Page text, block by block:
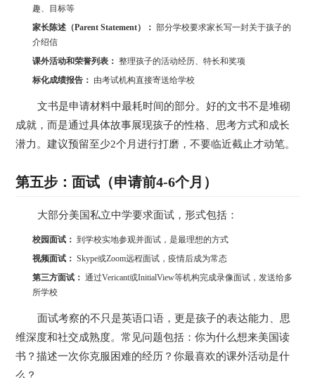
趣、目标等
家长陈述（Parent Statement）： 部分学校要求家长写一封关于孩子的
介绍信
课外活动和荣誉列表： 整理孩子的活动经历、特长和奖项
标化成绩报告： 由考试机构直接寄送给学校
文书是申请材料中最耗时间的部分。好的文书不是堆砌
成就，而是通过具体故事展现孩子的性格、思考方式和成长
潜力。建议预留至少2个月进行打磨，不要临近截止才动笔。
第五步：面试（申请前4-6个月）
大部分美国私立中学要求面试，形式包括：
校园面试： 到学校实地参观并面试，是最理想的方式
视频面试： Skype或Zoom远程面试，疫情后成为常态
第三方面试： 通过Vericant或InitialView等机构完成录像面试，发送给多
所学校
面试考察的不只是英语口语，更是孩子的表达能力、思
维深度和社交成熟度。常见问题包括：你为什么想来美国读
书？描述一次你克服困难的经历？你最喜欢的课外活动是什
么？